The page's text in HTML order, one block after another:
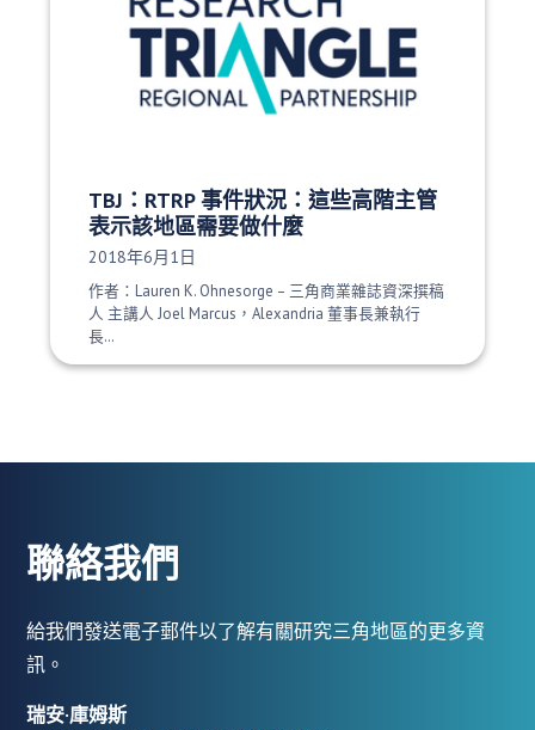
TBJ：RTRP 事件狀況：這些高階主管
表示該地區需要做什麼
發布日期：
2018年6月1日
作者：Lauren K. Ohnesorge – 三角商業雜誌資深撰稿
人 主講人 Joel Marcus，Alexandria 董事長兼執行
長…
聯絡我們
給我們發送電子郵件以了解有關研究三角地區的更多資
訊。
瑞安·庫姆斯